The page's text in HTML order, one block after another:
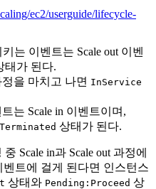
ec2/userguide/lifecycle-
는 이벤트는 Scale out 이벤
태가 된다.
을 마치고 나면 InService
는 Scale in 이벤트이며,
Terminated 상태가 된다.
Scale in과 Scale out 과정에
벤트에 걸게 된다면 인스턴스
상태와 Pending:Proceed 상